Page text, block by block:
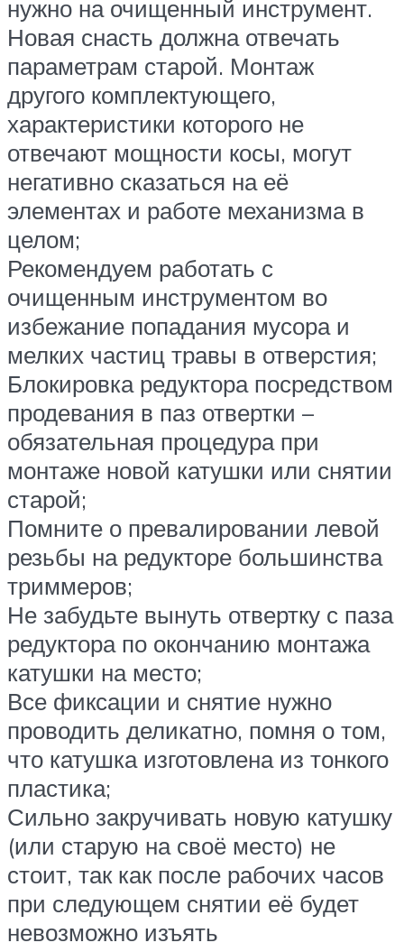
нужно на очищенный инструмент.
Новая снасть должна отвечать
параметрам старой. Монтаж
другого комплектующего,
характеристики которого не
отвечают мощности косы, могут
негативно сказаться на её
элементах и работе механизма в
целом;
Рекомендуем работать с
очищенным инструментом во
избежание попадания мусора и
мелких частиц травы в отверстия;
Блокировка редуктора посредством
продевания в паз отвертки –
обязательная процедура при
монтаже новой катушки или снятии
старой;
Помните о превалировании левой
резьбы на редукторе большинства
триммеров;
Не забудьте вынуть отвертку с паза
редуктора по окончанию монтажа
катушки на место;
Все фиксации и снятие нужно
проводить деликатно, помня о том,
что катушка изготовлена из тонкого
пластика;
Сильно закручивать новую катушку
(или старую на своё место) не
стоит, так как после рабочих часов
при следующем снятии её будет
невозможно изъять